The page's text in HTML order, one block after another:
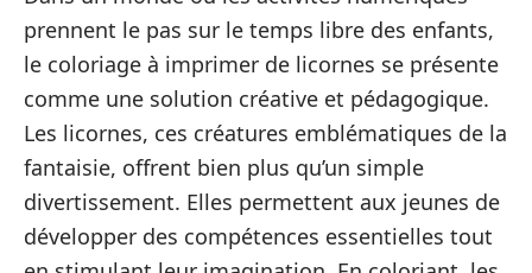
prennent le pas sur le temps libre des enfants,
le coloriage à imprimer de licornes se présente
comme une solution créative et pédagogique.
Les licornes, ces créatures emblématiques de la
fantaisie, offrent bien plus qu’un simple
divertissement. Elles permettent aux jeunes de
développer des compétences essentielles tout